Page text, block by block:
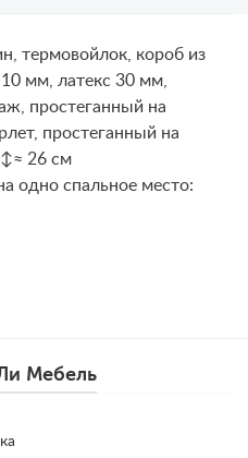
термовойлок, короб из
мм, латекс 30 мм,
простеганный на
простеганный на
26 см
одно спальное место:
Мебель